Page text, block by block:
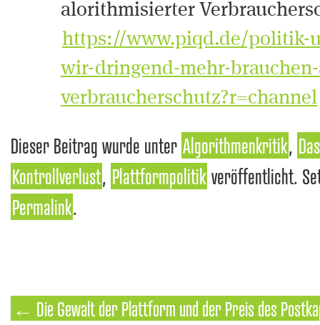
alorithmisierter
https://www.piqd.de/politik-
wir-dringend-mehr-
verbraucherschutz?r=channel
Dieser Beitrag wurde unter Algorithmenkritik,
Kontrollverlust, Plattformpolitik veröffentlicht.
Permalink.
← Die Gewalt der Plattform und der Preis des